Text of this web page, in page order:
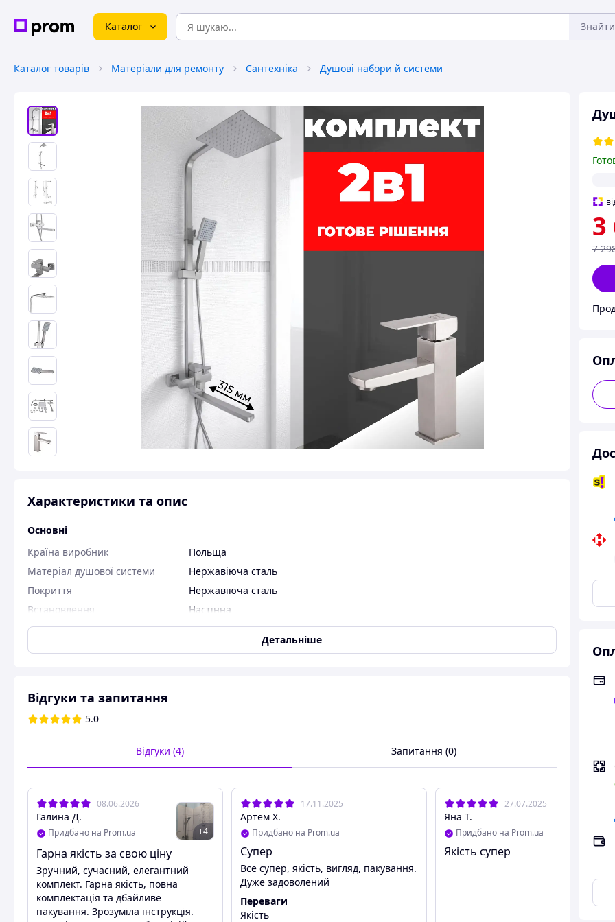
Каталог Знайти
Каталог товарів Матеріали для ремонту Сантехніка Душові набори й системи
3
7
Характеристики та опис
Основні
Країна виробник
Польща
Матеріал душової системи
Нержавіюча сталь
Покриття
Нержавіюча сталь
Встановлення
Настінна
Кількість режимів струменя
3
Колір
Нержавіюча сталь
Комплектація
Тримач для душової лійки
Так
Шланг
Так
Душова штанга
Так
Вилив
Так
Змішувач
Душова система з довгим поворотним виливом
Душевая система с длинным
поворотным изливом
Душевая система с длинным поворотным изливом
Детальніше
Відгуки та запитання
5.0
Відгуки (4) Запитання (0)
08.06.2026
Галина Д.
Придбано на Prom.ua +4
Гарна якість за свою ціну
Зручний, сучасний, елегантний
комплект. Гарна якість, повна
комплектація та дбайливе
пакування. Зрозуміла інструкція.
17.11.2025
Артем Х.
Придбано на Prom.ua
Супер
Все супер, якість, вигляд, пакування.
Дуже задоволений
Переваги
Якість
27.07.2025
Яна Т.
Придбано на Prom.ua
Якість супер